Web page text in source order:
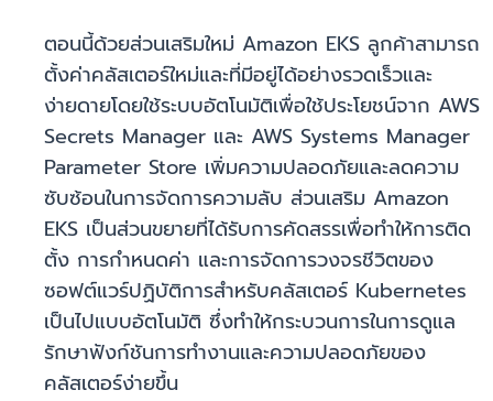
ตอนนี้ด้วยส่วนเสริมใหม่ Amazon EKS ลูกค้าสามารถ
ตั้งค่าคลัสเตอร์ใหม่และที่มีอยู่ได้อย่างรวดเร็วและ
ง่ายดายโดยใช้ระบบอัตโนมัติเพื่อใช้ประโยชน์จาก AWS
Secrets Manager และ AWS Systems Manager
Parameter Store เพิ่มความปลอดภัยและลดความ
ซับซ้อนในการจัดการความลับ ส่วนเสริม Amazon
EKS เป็นส่วนขยายที่ได้รับการคัดสรรเพื่อทำให้การติด
ตั้ง การกำหนดค่า และการจัดการวงจรชีวิตของ
ซอฟต์แวร์ปฏิบัติการสำหรับคลัสเตอร์ Kubernetes
เป็นไปแบบอัตโนมัติ ซึ่งทำให้กระบวนการในการดูแล
รักษาฟังก์ชันการทำงานและความปลอดภัยของ
คลัสเตอร์ง่ายขึ้น